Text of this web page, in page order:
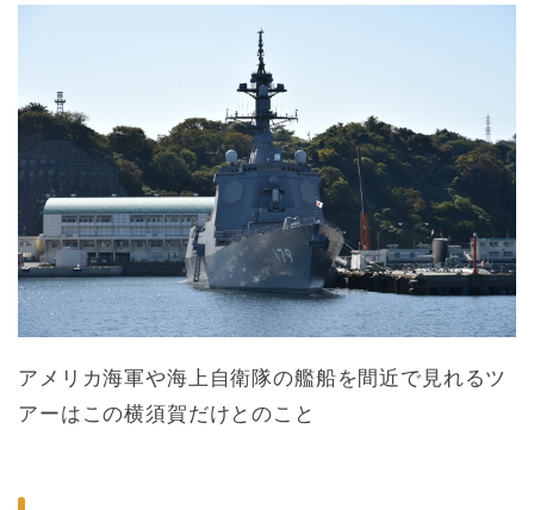
アメリカ海軍や海上自衛隊の艦船を間近で見れるツ
アーはこの横須賀だけとのこと